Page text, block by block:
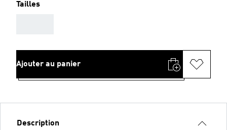
Tailles
Ajouter au panier
Description